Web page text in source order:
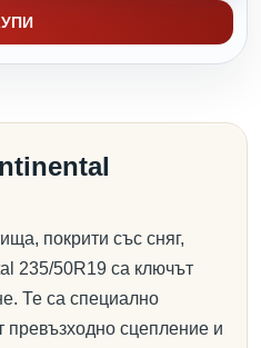
покрити със сняг,
235/50R19 са ключът
Те са специално
превъзходно сцепление и